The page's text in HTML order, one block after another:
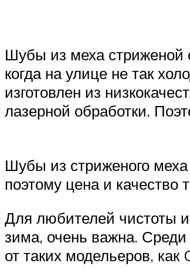
Шубы из меха стриженой
когда на улице не так
изготовлен из
лазерной обработки.
Шубы из стриженого
поэтому цена и качество
Для любителей чистоты и
зима, очень важна.
от таких модельеров,